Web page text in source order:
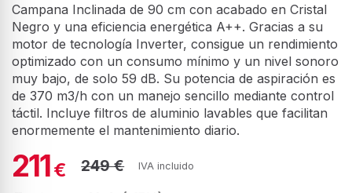
Campana Inclinada de 90 cm con acabado en Cristal
Negro y una eficiencia energética A++. Gracias a su
motor de tecnología Inverter, consigue un rendimiento
optimizado con un consumo mínimo y un nivel sonoro
muy bajo, de solo 59 dB. Su potencia de aspiración es
de 370 m3/h con un manejo sencillo mediante control
táctil. Incluye filtros de aluminio lavables que facilitan
enormemente el mantenimiento diario.
211€ 249 € IVA incluido